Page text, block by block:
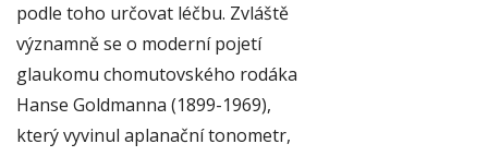
podle toho určovat léčbu. Zvláště
významně se o moderní pojetí
glaukomu chomutovského rodáka
Hanse Goldmanna (1899-1969),
který vyvinul aplanační tonometr,